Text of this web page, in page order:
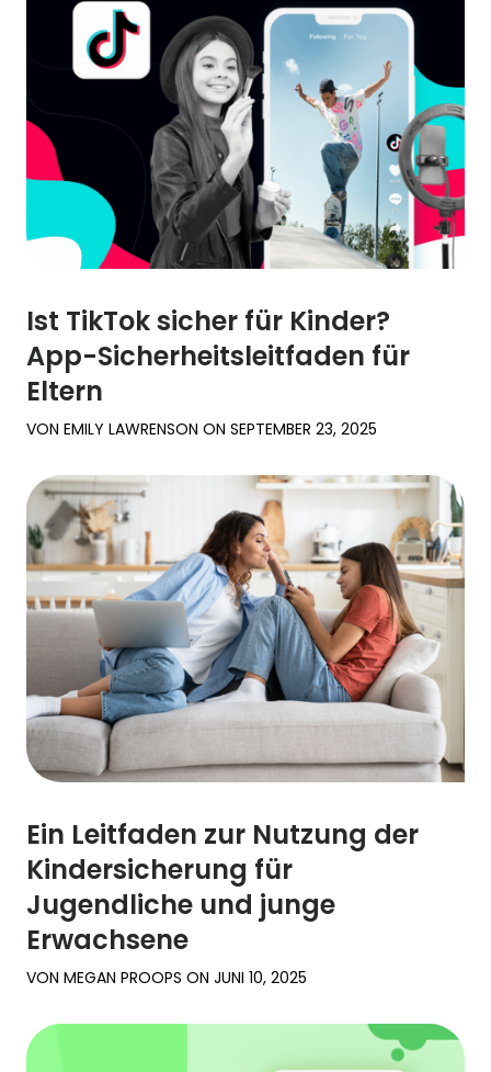
Ist TikTok sicher für Kinder?
App-Sicherheitsleitfaden für
Eltern
VON EMILY LAWRENSON ON SEPTEMBER 23, 2025
Ein Leitfaden zur Nutzung der
Kindersicherung für
Jugendliche und junge
Erwachsene
VON MEGAN PROOPS ON JUNI 10, 2025